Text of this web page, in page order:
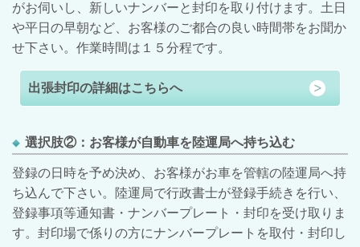
がお伺いし、新しいナンバーと封印を取り付けます。土日
や平日の早朝など、お客様のご都合の良い時間帯をお聞か
せ下さい。 作業時間は１５分程です。
出張封印の詳細はこちらへ
選択肢②：お客様が自動車を陸運局へ持ち込む
登録の日時を予め決め、お客様がお車を管轄の陸運局へ持
ち込んで下さい。陸運局で行政書士が登録手続きを行い、
登録事項等通知書・ナンバープレート・封印を受け取りま
す。封印場で係りの方にナンバープレートを取付・封印し